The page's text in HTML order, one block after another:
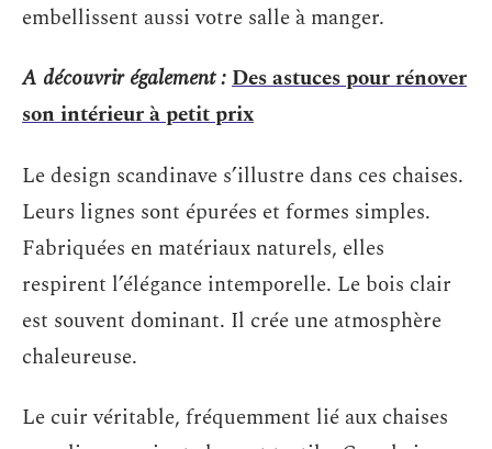
embellissent aussi votre salle à manger.
A découvrir également :Des astuces pour rénover
son intérieur à petit prix
Le design scandinave s’illustre dans ces chaises.
Leurs lignes sont épurées et formes simples.
Fabriquées en matériaux naturels, elles
respirent l’élégance intemporelle. Le bois clair
est souvent dominant. Il crée une atmosphère
chaleureuse.
Le cuir véritable, fréquemment lié aux chaises